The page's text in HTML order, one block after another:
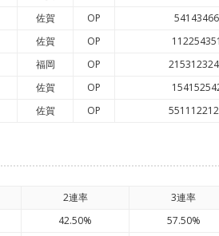
佐賀 OP
佐賀 OP
福岡 OP
佐賀 OP
佐賀 OP
2連率 3連率
42.50% 57.50%